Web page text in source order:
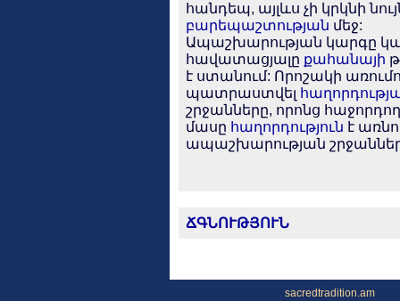
հանդեպ, այլևս չի կրկնի
բարեպաշտության մեջ:
Ապաշխարության կարգը
հավատացյալը քահանայի
է ստանում: Որոշակի
պատրաստվել
շրջանները, որոնց
մասը հաղորդություն է
ապաշխարության
ՃԳՆՈՒԹՅՈՒՆ
sacredtradition.am